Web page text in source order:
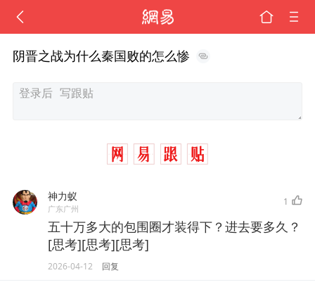
阴晋之战为什么秦国败的怎么惨
神力蚁
广东广州
1
五十万多大的包围圈才装得下？进去要多久？
[思考][思考][思考]
2026-04-12 回复